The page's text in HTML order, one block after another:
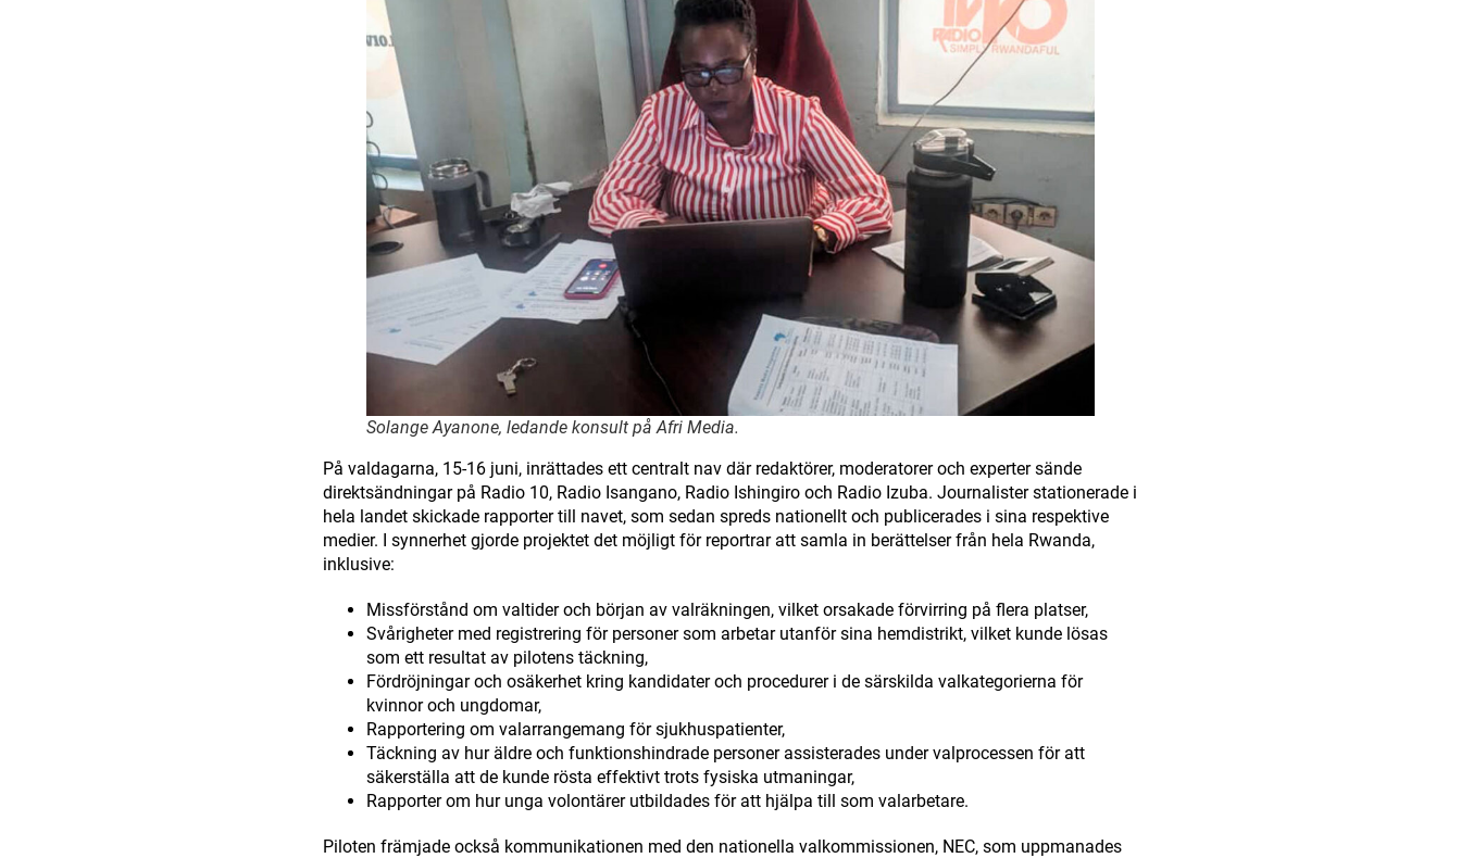
Solange Ayanone, ledande konsult på Afri Media.
På valdagarna, 15-16 juni, inrättades ett centralt nav där redaktörer, moderatorer och experter sände
direktsändningar på Radio 10, Radio Isangano, Radio Ishingiro och Radio Izuba. Journalister stationerade i
hela landet skickade rapporter till navet, som sedan spreds nationellt och publicerades i sina respektive
medier. I synnerhet gjorde projektet det möjligt för reportrar att samla in berättelser från hela Rwanda,
inklusive:
Missförstånd om valtider och början av valräkningen, vilket orsakade förvirring på flera platser,
Svårigheter med registrering för personer som arbetar utanför sina hemdistrikt, vilket kunde lösas
som ett resultat av pilotens täckning,
Fördröjningar och osäkerhet kring kandidater och procedurer i de särskilda valkategorierna för
kvinnor och ungdomar,
Rapportering om valarrangemang för sjukhuspatienter,
Täckning av hur äldre och funktionshindrade personer assisterades under valprocessen för att
säkerställa att de kunde rösta effektivt trots fysiska utmaningar,
Rapporter om hur unga volontärer utbildades för att hjälpa till som valarbetare.
Piloten främjade också kommunikationen med den nationella valkommissionen, NEC, som uppmanades